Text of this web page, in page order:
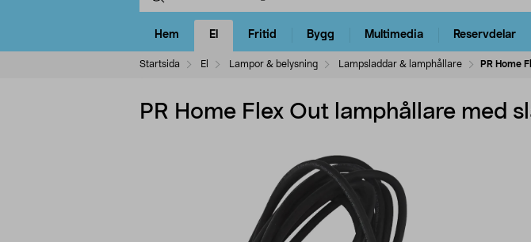
Hem El Fritid Bygg Multimedia Reservdelar
Startsida El Lampor & belysning Lampsladdar & lamphållare PR Home
PR Home Flex Out lamphållare med